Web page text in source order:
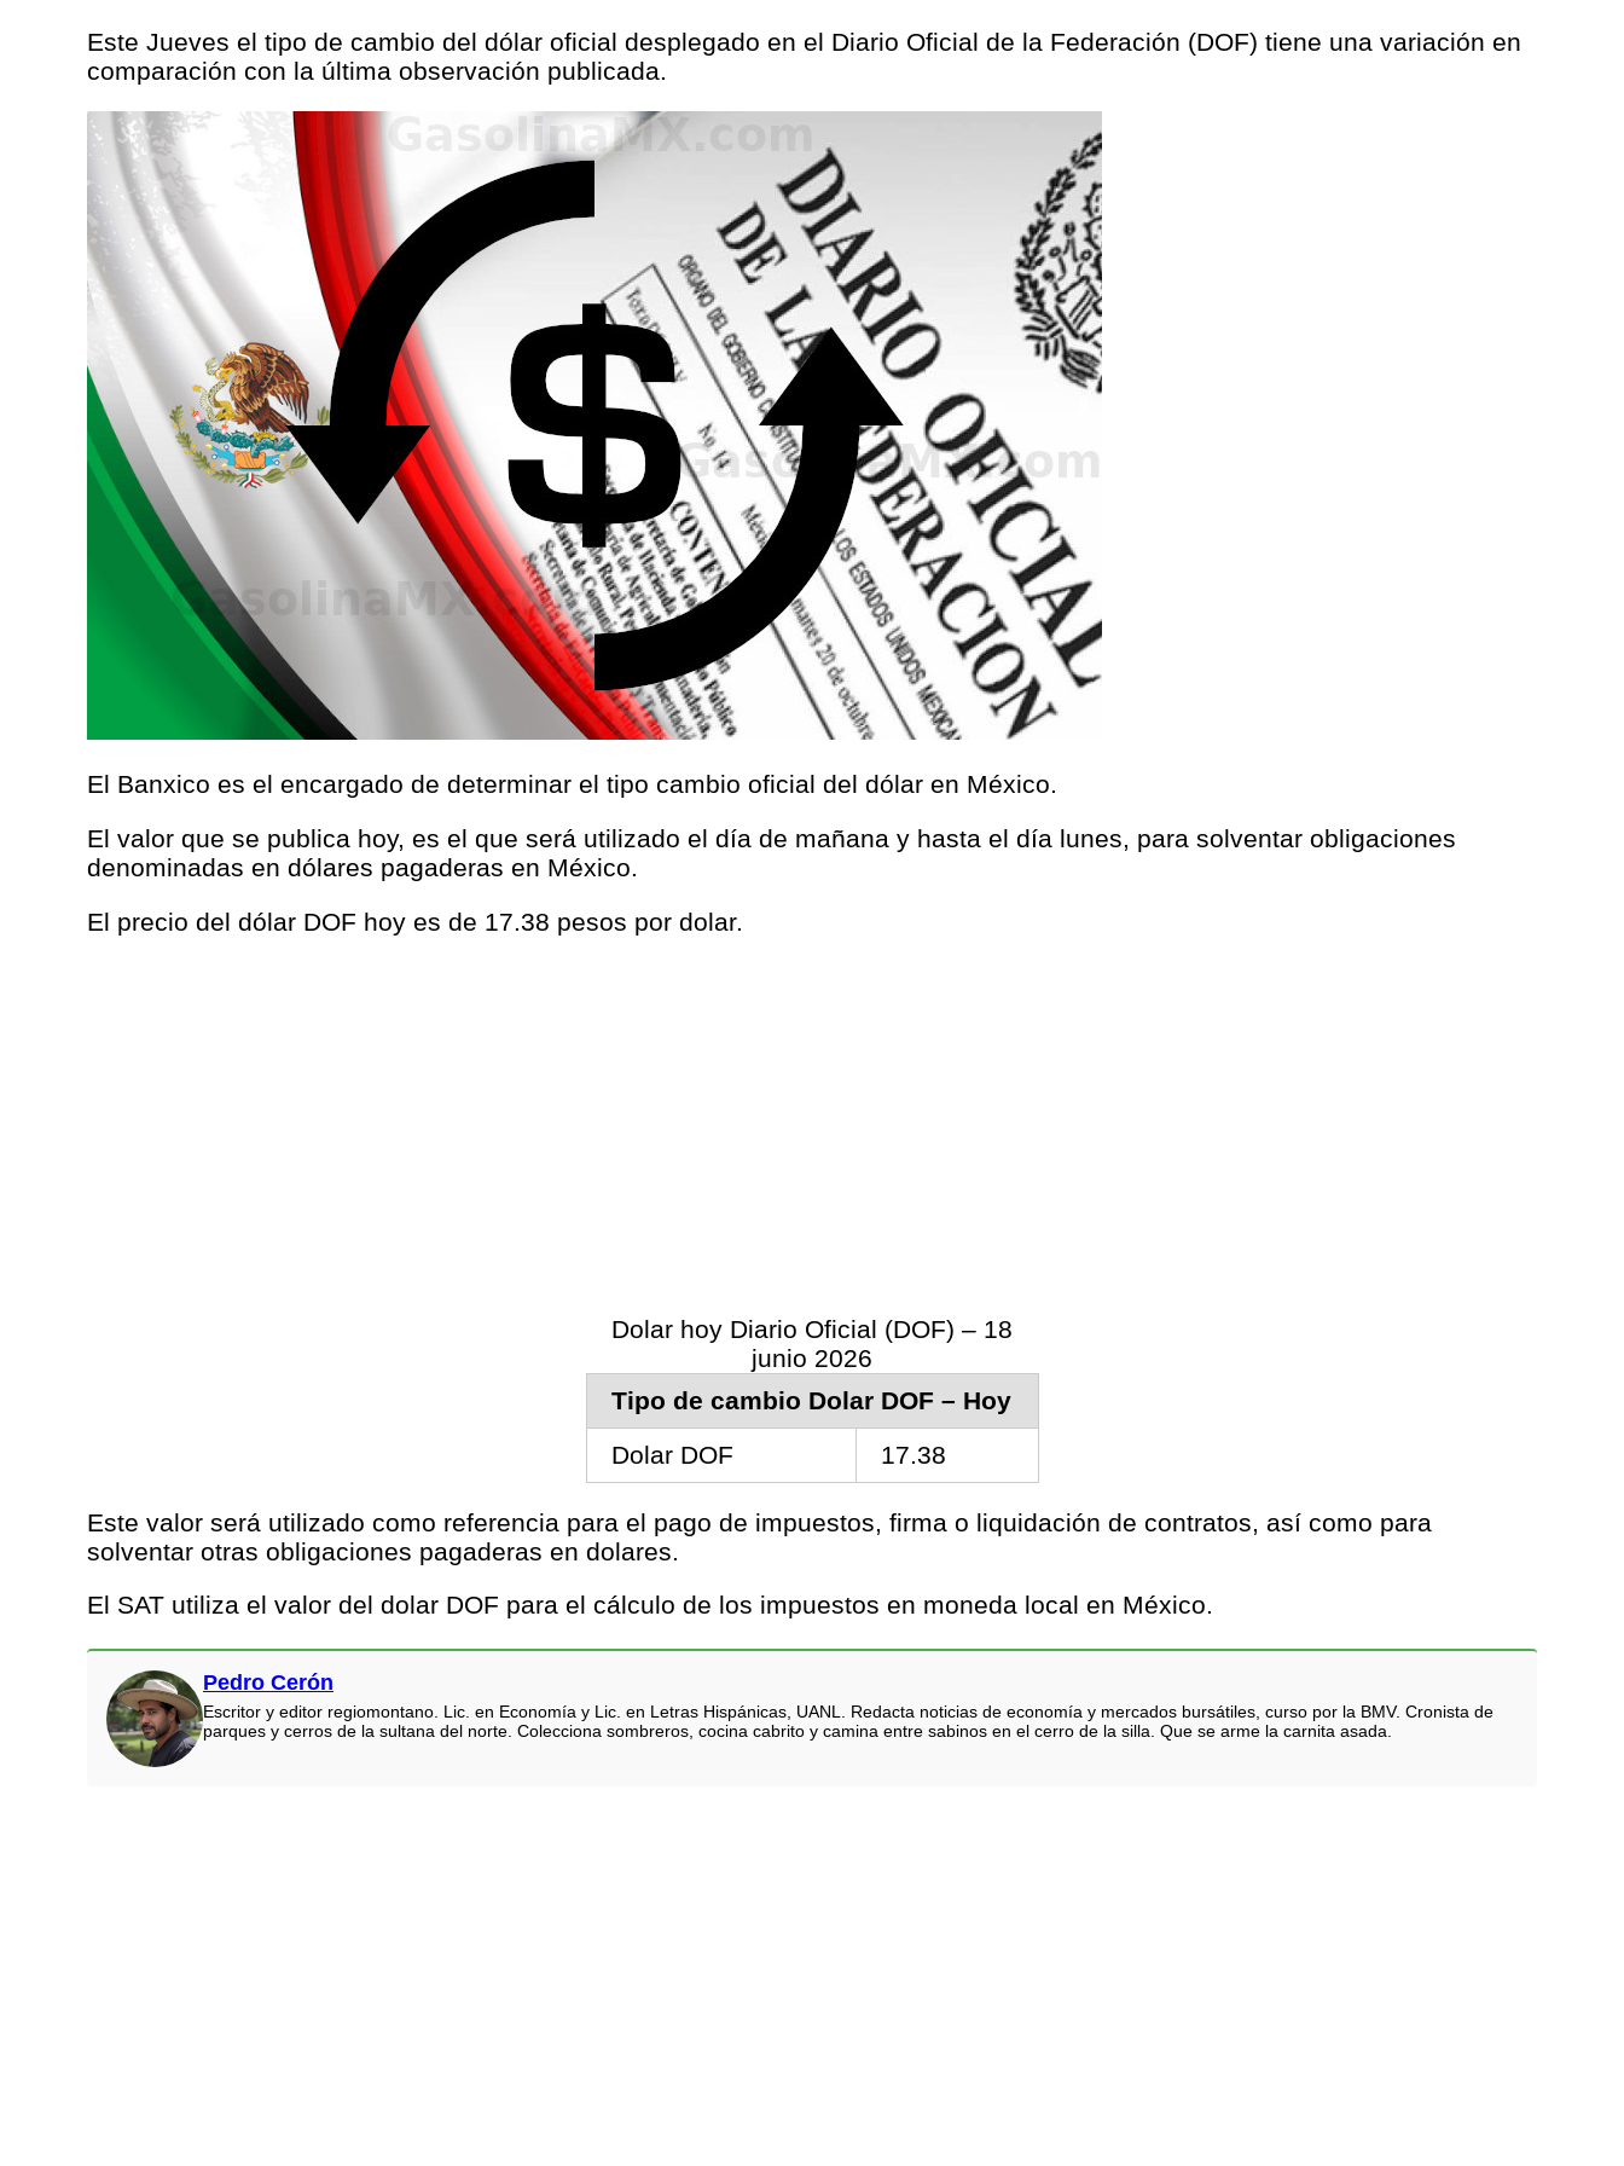
Este Jueves el tipo de cambio del dólar oficial desplegado en el Diario Oficial de la Federación (DOF) tiene una variación en
comparación con la última observación publicada.
El Banxico es el encargado de determinar el tipo cambio oficial del dólar en México.
El valor que se publica hoy, es el que será utilizado el día de mañana y hasta el día lunes, para solventar obligaciones
denominadas en dólares pagaderas en México.
El precio del dólar DOF hoy es de 17.38 pesos por dolar.
Dolar hoy Diario Oficial (DOF) – 18
junio 2026
Tipo de cambio Dolar DOF – Hoy
Dolar DOF
17.38
Este valor será utilizado como referencia para el pago de impuestos, firma o liquidación de contratos, así como para
solventar otras obligaciones pagaderas en dolares.
El SAT utiliza el valor del dolar DOF para el cálculo de los impuestos en moneda local en México.
Pedro Cerón
Escritor y editor regiomontano. Lic. en Economía y Lic. en Letras Hispánicas, UANL. Redacta noticias de economía y mercados bursátiles, curso por la BMV. Cronista de
parques y cerros de la sultana del norte. Colecciona sombreros, cocina cabrito y camina entre sabinos en el cerro de la silla. Que se arme la carnita asada.